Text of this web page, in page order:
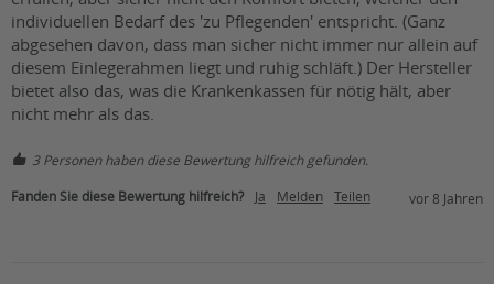
individuellen Bedarf des 'zu Pflegenden' entspricht. (Ganz
abgesehen davon, dass man sicher nicht immer nur allein auf
diesem Einlegerahmen liegt und ruhig schläft.) Der Hersteller
bietet also das, was die Krankenkassen für nötig hält, aber
nicht mehr als das.
3 Personen haben diese Bewertung hilfreich gefunden.
Fanden Sie diese Bewertung hilfreich? Ja Melden Teilen vor 8 Jahren